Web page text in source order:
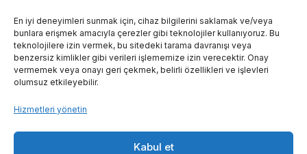
En iyi deneyimleri sunmak için, cihaz bilgilerini saklamak ve/veya
bunlara erişmek amacıyla çerezler gibi teknolojiler kullanıyoruz. Bu
teknolojilere izin vermek, bu sitedeki tarama davranışı veya
benzersiz kimlikler gibi verileri işlememize izin verecektir. Onay
vermemek veya onayı geri çekmek, belirli özellikleri ve işlevleri
olumsuz etkileyebilir.
Hizmetleri yönetin
Kabul et
Kalite politikamız